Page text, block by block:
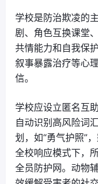
学校是防治欺凌的
剧、角色互换课堂
共情能力和自我保
叙事暴露治疗等心
信。
学校应设立匿名互
自动识别高风险词
划，如“勇气护照”
全校响应模式下，
全员防护网。动物